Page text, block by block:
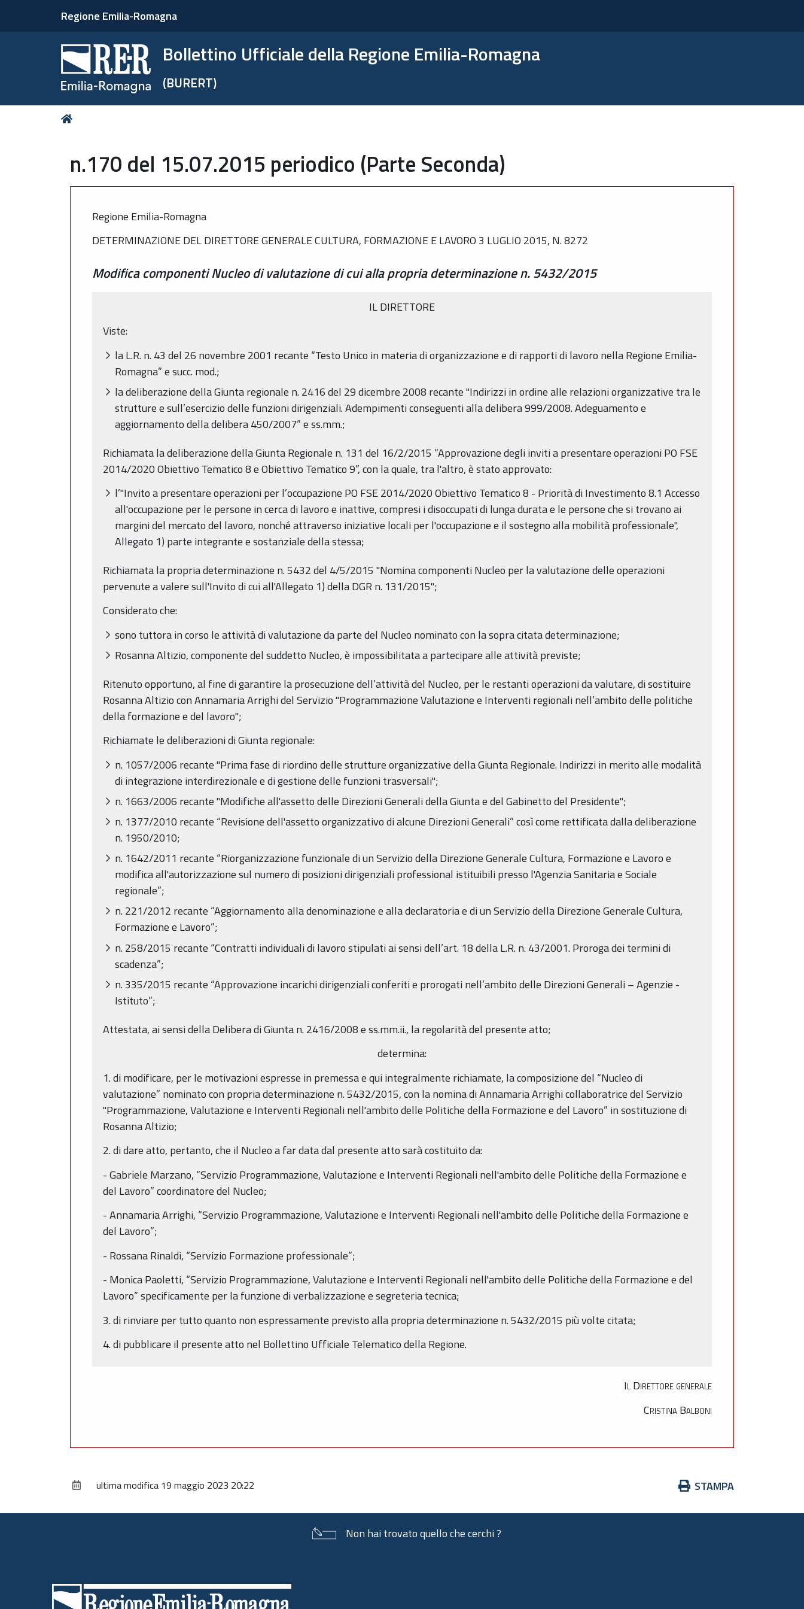
Regione Emilia-Romagna
Bollettino Ufficiale della Regione Emilia-Romagna
(BURERT)
Tu
n.170 del 15.07.2015 periodico (Parte Seconda)
Regione Emilia-Romagna
DETERMINAZIONE DEL DIRETTORE GENERALE CULTURA, FORMAZIONE E LAVORO 3 LUGLIO 2015, N. 8272
Modifica componenti Nucleo di valutazione di cui alla propria determinazione n. 5432/2015
IL DIRETTORE
Viste:
la L.R. n. 43 del 26 novembre 2001 recante “Testo Unico in materia di organizzazione e di rapporti di lavoro nella Regione Emilia-
Romagna” e succ. mod.;
la deliberazione della Giunta regionale n. 2416 del 29 dicembre 2008 recante "Indirizzi in ordine alle relazioni organizzative tra le
strutture e sull’esercizio delle funzioni dirigenziali. Adempimenti conseguenti alla delibera 999/2008. Adeguamento e
aggiornamento della delibera 450/2007” e ss.mm.;
Richiamata la deliberazione della Giunta Regionale n. 131 del 16/2/2015 “Approvazione degli inviti a presentare operazioni PO FSE
2014/2020 Obiettivo Tematico 8 e Obiettivo Tematico 9”, con la quale, tra l'altro, è stato approvato:
l’"Invito a presentare operazioni per l’occupazione PO FSE 2014/2020 Obiettivo Tematico 8 - Priorità di Investimento 8.1 Accesso
all'occupazione per le persone in cerca di lavoro e inattive, compresi i disoccupati di lunga durata e le persone che si trovano ai
margini del mercato del lavoro, nonché attraverso iniziative locali per l'occupazione e il sostegno alla mobilità professionale",
Allegato 1) parte integrante e sostanziale della stessa;
Richiamata la propria determinazione n. 5432 del 4/5/2015 "Nomina componenti Nucleo per la valutazione delle operazioni
pervenute a valere sull'Invito di cui all'Allegato 1) della DGR n. 131/2015";
Considerato che:
sono tuttora in corso le attività di valutazione da parte del Nucleo nominato con la sopra citata determinazione;
Rosanna Altizio, componente del suddetto Nucleo, è impossibilitata a partecipare alle attività previste;
Ritenuto opportuno, al fine di garantire la prosecuzione dell’attività del Nucleo, per le restanti operazioni da valutare, di sostituire
Rosanna Altizio con Annamaria Arrighi del Servizio "Programmazione Valutazione e Interventi regionali nell’ambito delle politiche
della formazione e del lavoro";
Richiamate le deliberazioni di Giunta regionale:
n. 1057/2006 recante "Prima fase di riordino delle strutture organizzative della Giunta Regionale. Indirizzi in merito alle modalità
di integrazione interdirezionale e di gestione delle funzioni trasversali";
n. 1663/2006 recante "Modifiche all'assetto delle Direzioni Generali della Giunta e del Gabinetto del Presidente";
n. 1377/2010 recante “Revisione dell'assetto organizzativo di alcune Direzioni Generali” così come rettificata dalla deliberazione
n. 1950/2010;
n. 1642/2011 recante “Riorganizzazione funzionale di un Servizio della Direzione Generale Cultura, Formazione e Lavoro e
modifica all'autorizzazione sul numero di posizioni dirigenziali professional istituibili presso l'Agenzia Sanitaria e Sociale
regionale”;
n. 221/2012 recante “Aggiornamento alla denominazione e alla declaratoria e di un Servizio della Direzione Generale Cultura,
Formazione e Lavoro”;
n. 258/2015 recante “Contratti individuali di lavoro stipulati ai sensi dell’art. 18 della L.R. n. 43/2001. Proroga dei termini di
scadenza”;
n. 335/2015 recante “Approvazione incarichi dirigenziali conferiti e prorogati nell’ambito delle Direzioni Generali – Agenzie -
Istituto”;
Attestata, ai sensi della Delibera di Giunta n. 2416/2008 e ss.mm.ii., la regolarità del presente atto;
determina:
1. di modificare, per le motivazioni espresse in premessa e qui integralmente richiamate, la composizione del “Nucleo di
valutazione” nominato con propria determinazione n. 5432/2015, con la nomina di Annamaria Arrighi collaboratrice del Servizio
"Programmazione, Valutazione e Interventi Regionali nell'ambito delle Politiche della Formazione e del Lavoro” in sostituzione di
Rosanna Altizio;
2. di dare atto, pertanto, che il Nucleo a far data dal presente atto sarà costituito da:
- Gabriele Marzano, “Servizio Programmazione, Valutazione e Interventi Regionali nell'ambito delle Politiche della Formazione e
del Lavoro” coordinatore del Nucleo;
- Annamaria Arrighi, “Servizio Programmazione, Valutazione e Interventi Regionali nell'ambito delle Politiche della Formazione e
del Lavoro”;
- Rossana Rinaldi, “Servizio Formazione professionale”;
- Monica Paoletti, “Servizio Programmazione, Valutazione e Interventi Regionali nell'ambito delle Politiche della Formazione e del
Lavoro” specificamente per la funzione di verbalizzazione e segreteria tecnica;
3. di rinviare per tutto quanto non espressamente previsto alla propria determinazione n. 5432/2015 più volte citata;
4. di pubblicare il presente atto nel Bollettino Ufficiale Telematico della Regione.
Il Direttore generale
Cristina Balboni
Azioni
documento
STAMPA
ultima modifica 19 maggio 2023 20:22
Non hai trovato quello che cerchi ?